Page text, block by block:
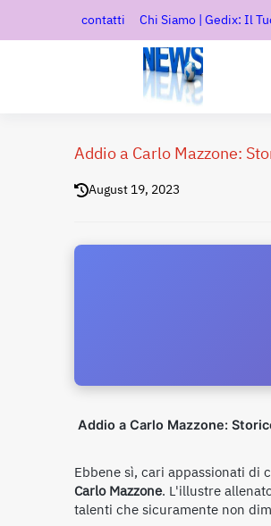
contatti Chi Siamo | Gedix: Il
Addio a Carlo Mazzone:
August 19, 2023
Addio a Carlo Mazzone:
Ebbene sì, cari appassionati di
Carlo Mazzone. L'illustre
talenti che sicuramente non